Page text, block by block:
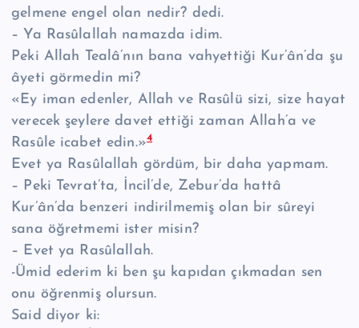
gelmene engel olan nedir? dedi.
– Ya Rasûlallah namazda idim.
Peki Allah Tealâ’nın bana vahyettiği Kur’ân’da şu
âyeti görmedin mi?
«Ey iman edenler, Allah ve Rasûlü sizi, size hayat
verecek şeylere davet ettiği zaman Allah’a ve
Rasûle icabet edin.»4
Evet ya Rasûlallah gördüm, bir daha yapmam.
– Peki Tevrat’ta, İncil’de, Zebur’da hattâ
Kur’ân’da benzeri indirilmemiş olan bir sûreyi
sana öğretmemi ister misin?
– Evet ya Rasûlallah.
-Ümid ederim ki ben şu kapıdan çıkmadan sen
onu öğrenmiş olursun.
Said diyor ki: